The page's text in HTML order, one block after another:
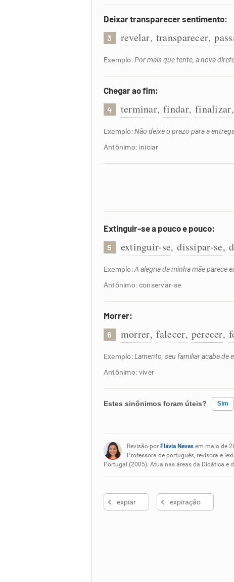
Deixar transparecer sentimento:
3 revelar, transparecer,
Exemplo:Por mais que tente, a nova
Chegar ao fim:
4 terminar, findar, finalizar,
Exemplo:Não deixe o prazo para a
Antônimo: iniciar
Extinguir-se a pouco e pouco:
5 extinguir-se, dissipar-se,
Exemplo:A alegria da minha mãe parece
Antônimo: conservar-se
Morrer:
6 morrer, falecer, perecer,
Exemplo:Lamento, seu familiar acaba de
Antônimo: viver
Estes sinônimos foram úteis? Sim
Nenhum dos sinônimos
Revisão por Flávia Nevesem maio de
Professora de português, revisora e
Portugal (2005). Atua nas áreas da Didática e
expiar expiração